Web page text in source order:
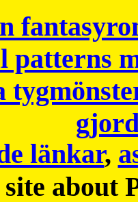
patterns
länkar,
site about